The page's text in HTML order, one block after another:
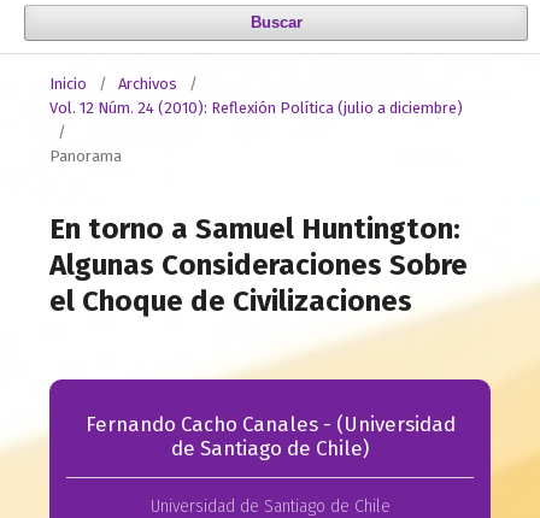
Buscar
Inicio / Archivos
/
Vol. 12 Núm. 24 (2010): Reflexión Política (julio a diciembre)
/
Panorama
En torno a Samuel Huntington:
Algunas Consideraciones Sobre
el Choque de Civilizaciones
Fernando Cacho Canales - (Universidad
de Santiago de Chile)
Universidad de Santiago de Chile